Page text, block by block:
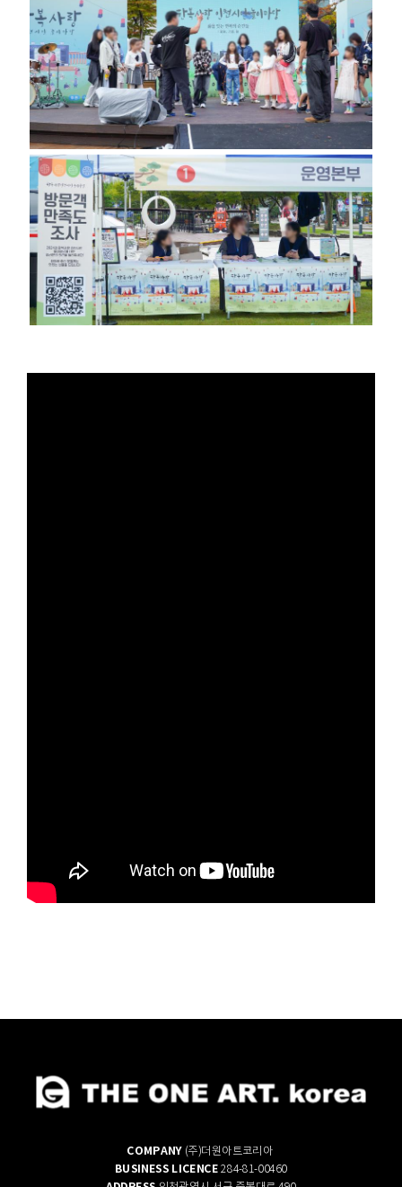
COMPANY(주)더원아트코리아
BUSINESS LICENCE284-81-00460